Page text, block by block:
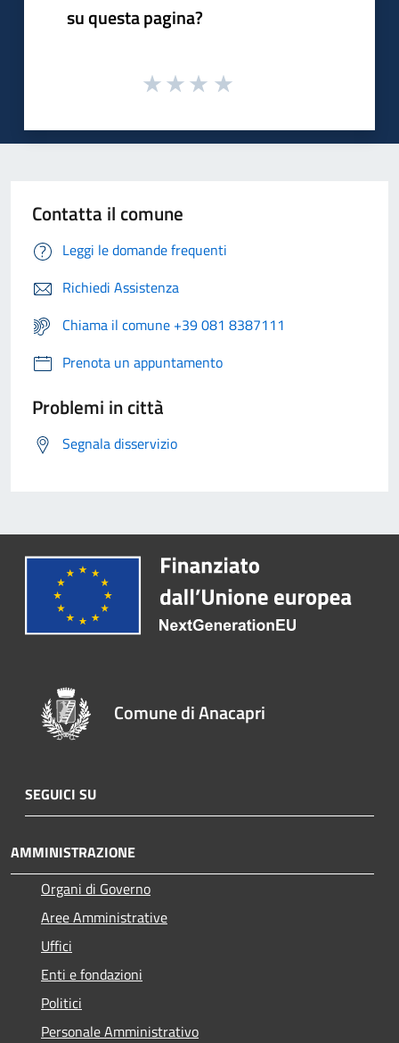
su questa pagina?
Contatta il comune
Leggi le domande frequenti
Richiedi Assistenza
Chiama il comune +39 081 8387111
Prenota un appuntamento
Problemi in città
Segnala disservizio
Comune di Anacapri
SEGUICI SU
AMMINISTRAZIONE
Organi di Governo
Aree Amministrative
Uffici
Enti e fondazioni
Politici
Personale Amministrativo